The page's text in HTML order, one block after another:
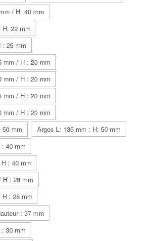
/ H: 40 mm
22 mm
: 25 mm
mm / H : 20 mm
mm / H : 20 mm
mm / H : 20 mm
mm / H : 20 mm
mm
Argos L: 135 mm : H: 50 mm
40 mm
: 40 mm
H : 28 mm
: 28 mm
: 37 mm
30 mm